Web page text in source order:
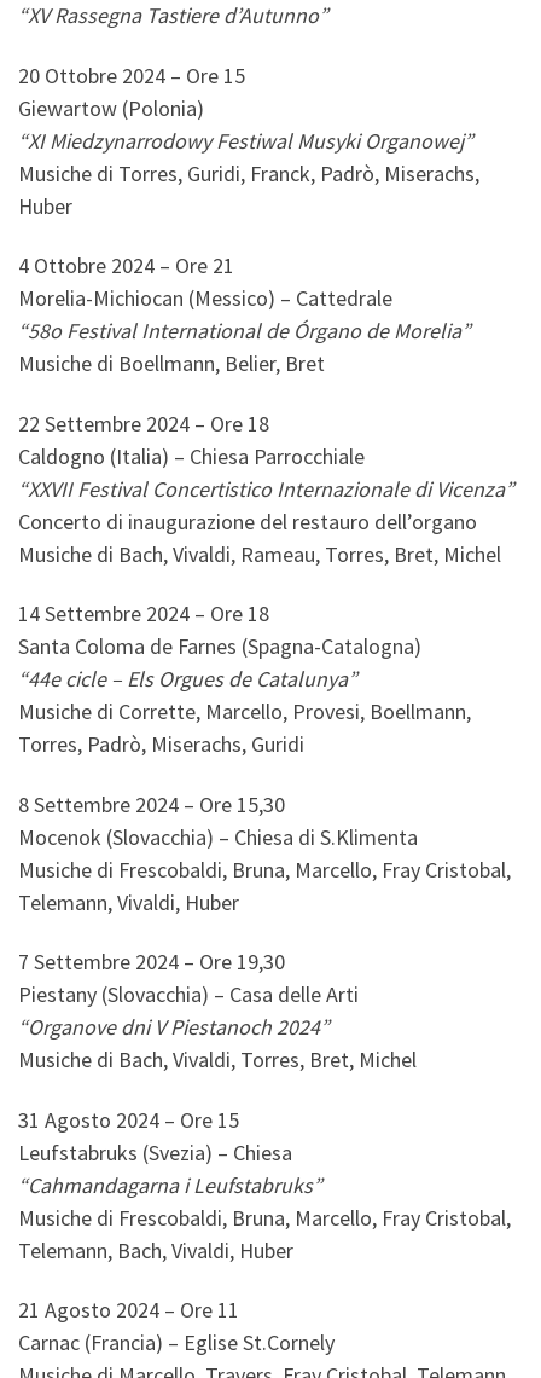
“XV Rassegna Tastiere d’Autunno”
20 Ottobre 2024 – Ore 15
Giewartow (Polonia)
“XI Miedzynarrodowy Festiwal Musyki Organowej”
Musiche di Torres, Guridi, Franck, Padrò, Miserachs,
Huber
4 Ottobre 2024 – Ore 21
Morelia-Michiocan (Messico) – Cattedrale
“58o Festival International de Órgano de Morelia”
Musiche di Boellmann, Belier, Bret
22 Settembre 2024 – Ore 18
Caldogno (Italia) – Chiesa Parrocchiale
“XXVII Festival Concertistico Internazionale di Vicenza”
Concerto di inaugurazione del restauro dell’organo
Musiche di Bach, Vivaldi, Rameau, Torres, Bret, Michel
14 Settembre 2024 – Ore 18
Santa Coloma de Farnes (Spagna-Catalogna)
“44e cicle – Els Orgues de Catalunya”
Musiche di Corrette, Marcello, Provesi, Boellmann,
Torres, Padrò, Miserachs, Guridi
8 Settembre 2024 – Ore 15,30
Mocenok (Slovacchia) – Chiesa di S.Klimenta
Musiche di Frescobaldi, Bruna, Marcello, Fray Cristobal,
Telemann, Vivaldi, Huber
7 Settembre 2024 – Ore 19,30
Piestany (Slovacchia) – Casa delle Arti
“Organove dni V Piestanoch 2024”
Musiche di Bach, Vivaldi, Torres, Bret, Michel
31 Agosto 2024 – Ore 15
Leufstabruks (Svezia) – Chiesa
“Cahmandagarna i Leufstabruks”
Musiche di Frescobaldi, Bruna, Marcello, Fray Cristobal,
Telemann, Bach, Vivaldi, Huber
21 Agosto 2024 – Ore 11
Carnac (Francia) – Eglise St.Cornely